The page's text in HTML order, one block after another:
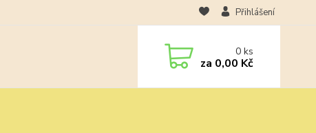
Přihlášení
0ks
za 0,00 Kč